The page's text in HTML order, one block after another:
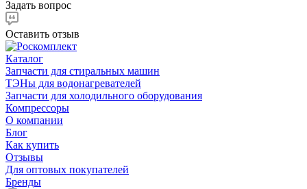
Задать вопрос
Оставить отзыв
Каталог
Запчасти для стиральных машин
ТЭНы для водонагревателей
Запчасти для холодильного оборудования
Компрессоры
О компании
Блог
Как купить
Отзывы
Для оптовых покупателей
Бренды